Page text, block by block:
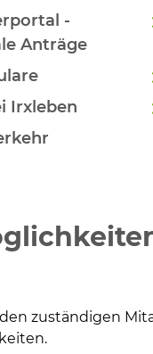
-
Anträge
Irxleben
zuständigen